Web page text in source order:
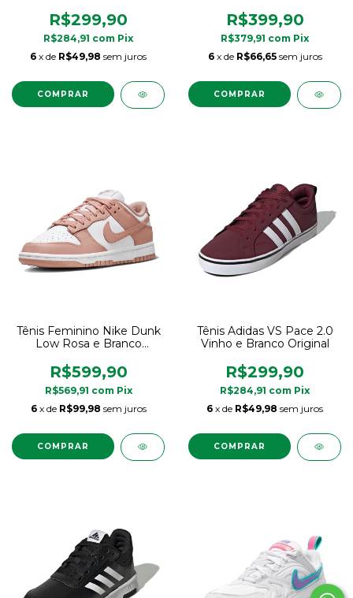
R$299,90
R$284,91 com Pix
6 x de R$49,98 sem juros
COMPRAR
R$399,90
R$379,91 com Pix
6 x de R$66,65 sem juros
COMPRAR
Tênis Feminino Nike Dunk
Low Rosa e Branco
R$599,90
R$569,91 com Pix
6 x de R$99,98 sem juros
COMPRAR
Tênis Adidas VS Pace 2.0
Vinho e Branco Original
R$299,90
R$284,91 com Pix
6 x de R$49,98 sem juros
COMPRAR